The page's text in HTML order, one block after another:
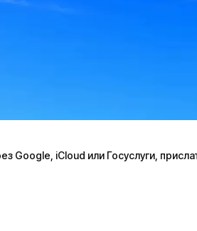
Google, iCloud или Госуслуги,